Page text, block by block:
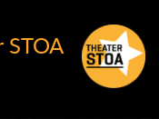
STOA